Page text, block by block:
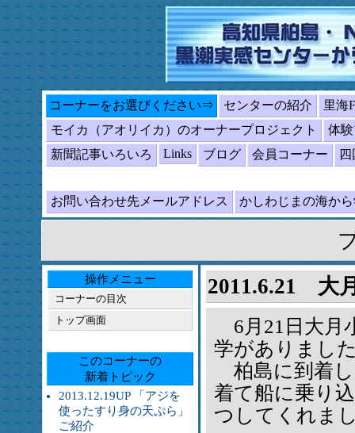
コーナーをお選びください⇒ センターの紹介
里海
モイカ（アオリイカ）のオーナープロジェクト
体
新聞記事いろいろ
Links ブログ 会員コーナー
お問い合わせ先メールアドレス かしわじまの海か
操作メニュー
コーナーの目次
トップ画面
このコーナーの
新着トピック
2013.12.19UP 「アジを
使ったすり身の天ぷら」
ご紹介
2011.6.21 大
6月21日大月
学がありまし
柏島に到着
着て船に乗り
つしてくれま